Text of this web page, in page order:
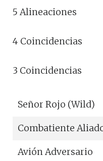
5 Alineaciones
4 Coincidencias
3 Coincidencias
Señor Rojo (Wild)
Combatiente
Avión Adversario